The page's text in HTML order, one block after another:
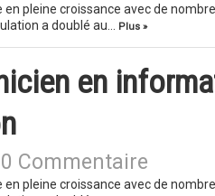
en pleine croissance avec de
a doublé au…
Plus »
en
0 Commentaire
en pleine croissance avec de